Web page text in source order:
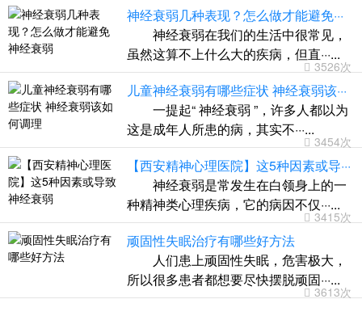
神经衰弱几种表现？怎么做才能避免···
神经衰弱在我们的生活中很常见，
虽然这算不上什么大的疾病，但直···...
3526次
儿童神经衰弱有哪些症状 神经衰弱该···
一提起“ 神经衰弱 ”，许多人都以为
这是成年人所患的病，其实不···...
3454次
【西安精神心理医院】这5种因素或导···
神经衰弱是常发生在白领身上的一
种精神类心理疾病，它的病因不仅···...
3415次
顽固性失眠治疗有哪些好方法
人们患上顽固性失眠，危害极大，
所以很多患者都想要尽快摆脱顽固···...
3613次